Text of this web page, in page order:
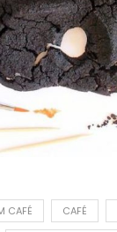
CAFÉ CAFÉ